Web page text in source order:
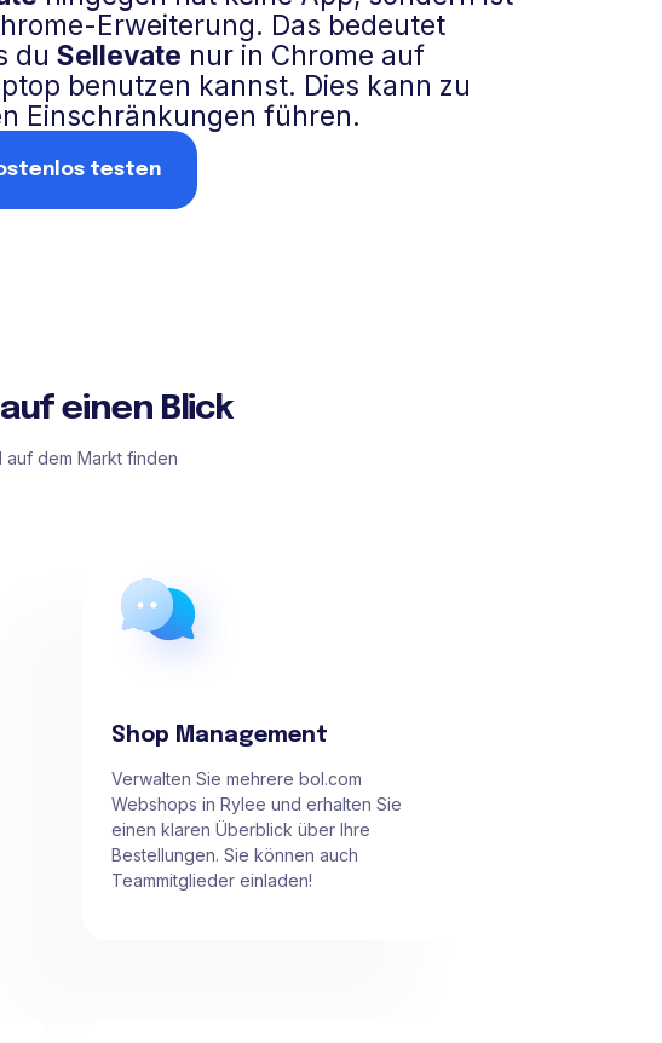
Erweiterung. Das bedeutet
du Sellevate nur in Chrome auf
benutzen kannst. Dies kann zu
Einschränkungen führen.
testen
einen Blick
dem Markt finden
Shop Management
Verwalten Sie mehrere bol.com
Webshops in Rylee und erhalten Sie
einen klaren Überblick über Ihre
Bestellungen. Sie können auch
Teammitglieder einladen!